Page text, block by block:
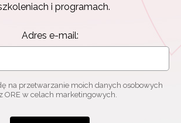
i programach.
Adres e-mail:
na przetwarzanie moich danych osobowych
ORE w celach marketingowych.